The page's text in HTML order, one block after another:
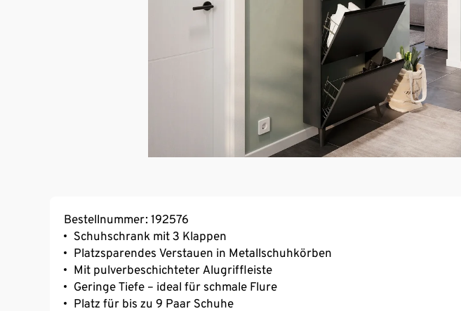
Bestellnummer: 192576
Schuhschrank mit 3 Klappen
Platzsparendes Verstauen in Metallschuhkörben
Mit pulverbeschichteter Alugriffleiste
Geringe Tiefe – ideal für schmale Flure
Platz für bis zu 9 Paar Schuhe